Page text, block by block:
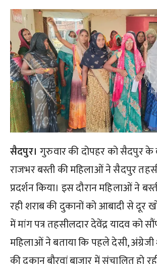
सैदपुर।गुरुवार की दोपहर को सैदपुर के
राजभर बस्ती की महिलाओं ने सैदपुर
प्रदर्शन किया। इस दौरान महिलाओं ने
रही शराब की दुकानों को आबादी से
में मांग पत्र तहसीलदार देवेंद्र यादव को
महिलाओं ने बताया कि पहले देसी,